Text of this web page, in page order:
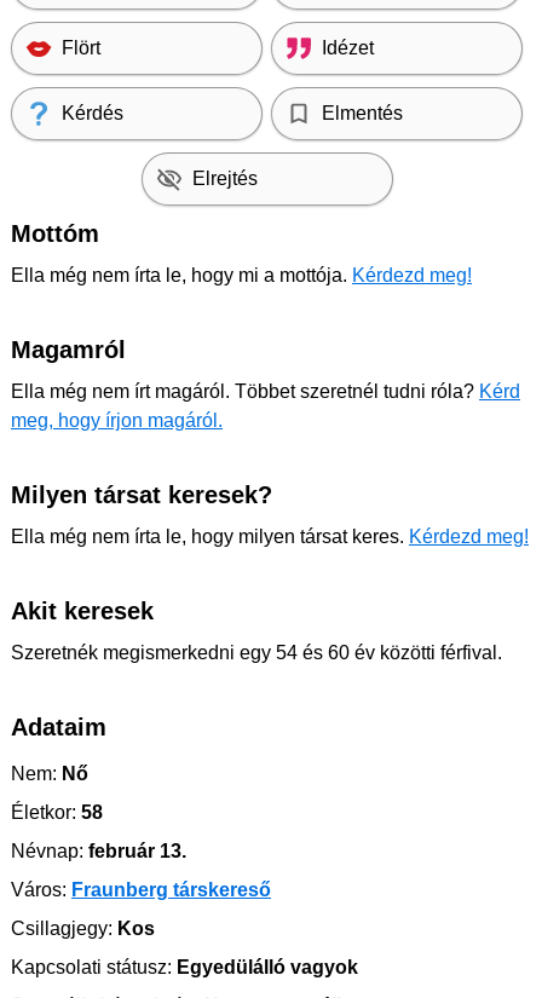
Flört Idézet
Kérdés Elmentés
Elrejtés
Mottóm
Ella még nem írta le, hogy mi a mottója. Kérdezd meg!
Magamról
Ella még nem írt magáról. Többet szeretnél tudni róla? Kérd
meg, hogy írjon magáról.
Milyen társat keresek?
Ella még nem írta le, hogy milyen társat keres. Kérdezd meg!
Akit keresek
Szeretnék megismerkedni egy 54 és 60 év közötti férfival.
Adataim
Nem: Nő
Életkor: 58
Névnap: február 13.
Város: Fraunberg társkereső
Csillagjegy: Kos
Kapcsolati státusz: Egyedülálló vagyok